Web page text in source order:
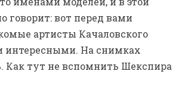
говорит: вот перед вами
артисты Качаловского
интересными. На снимках
Как тут не вспомнить Шекспира